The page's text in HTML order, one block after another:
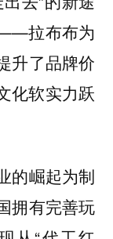
拉布布为
升了品牌价
化软实力跃
的崛起为制
拥有完善玩